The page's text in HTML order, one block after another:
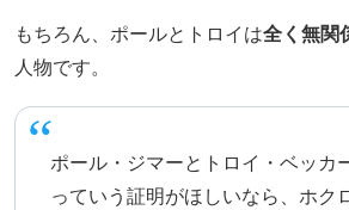
もちろん、ポールとトロイは全く無関
人物です。
ポール・ジマーとトロイ・ベッカ
っていう証明がほしいなら、ホク